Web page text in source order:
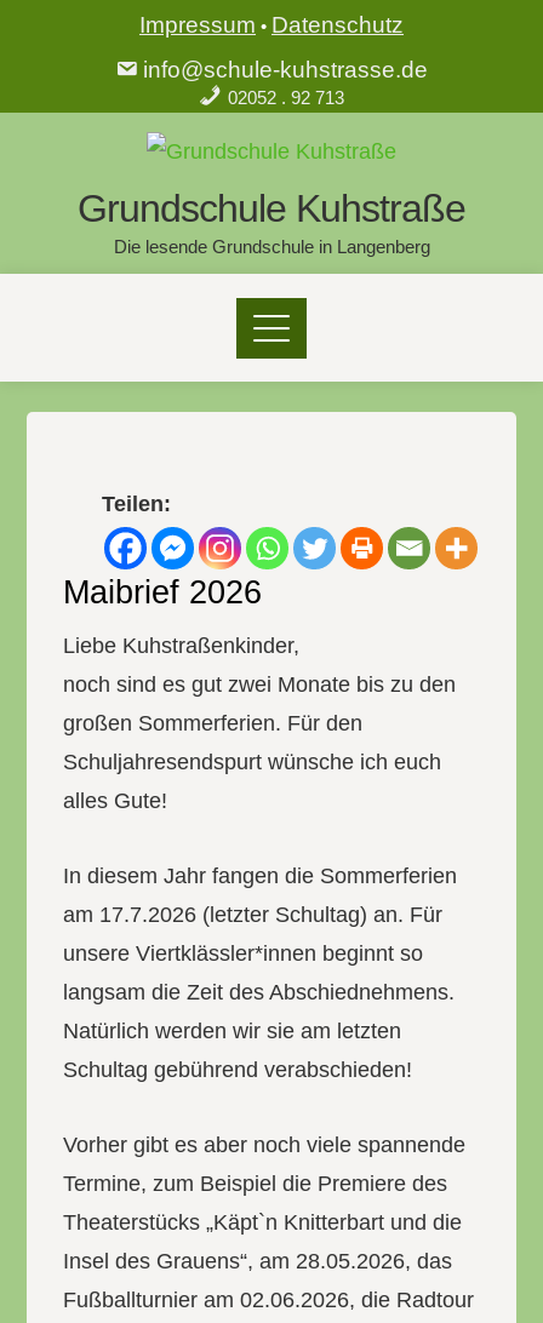
Impressum • Datenschutz
info@schule-kuhstrasse.de
02052 . 92 713
Grundschule Kuhstraße
Die lesende Grundschule in Langenberg
Teilen:
Maibrief 2026
Liebe Kuhstraßenkinder,
noch sind es gut zwei Monate bis zu den
großen Sommerferien. Für den
Schuljahresendspurt wünsche ich euch
alles Gute!
In diesem Jahr fangen die Sommerferien
am 17.7.2026 (letzter Schultag) an. Für
unsere Viertklässler*innen beginnt so
langsam die Zeit des Abschiednehmens.
Natürlich werden wir sie am letzten
Schultag gebührend verabschieden!
Vorher gibt es aber noch viele spannende
Termine, zum Beispiel die Premiere des
Theaterstücks „Käpt`n Knitterbart und die
Insel des Grauens“, am 28.05.2026, das
Fußballturnier am 02.06.2026, die Radtour